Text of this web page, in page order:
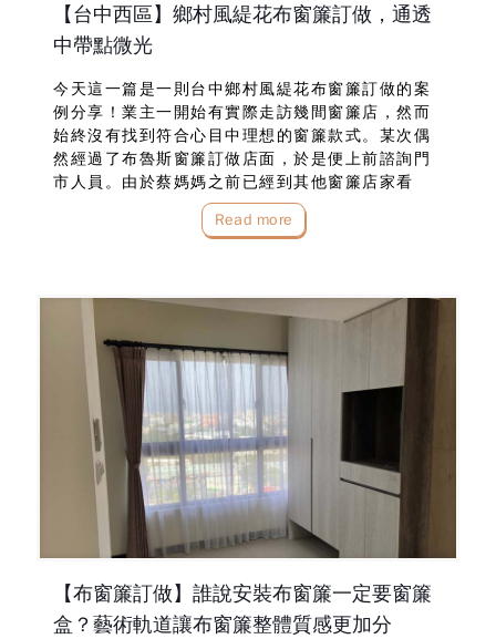
【台中西區】鄉村風緹花布窗簾訂做，通透
中帶點微光
今天這一篇是一則台中鄉村風緹花布窗簾訂做的案
例分享！業主一開始有實際走訪幾間窗簾店，然而
始終沒有找到符合心目中理想的窗簾款式。某次偶
然經過了布魯斯窗簾訂做店面，於是便上前諮詢門
市人員。由於蔡媽媽之前已經到其他窗簾店家看
過，對於現場窗型以及要做的樣式已經有明確的目
標！主要訴求為主臥採用偏鄉村風格的緹花布窗
Read more
【布窗簾訂做】誰說安裝布窗簾一定要窗簾
盒？藝術軌道讓布窗簾整體質感更加分